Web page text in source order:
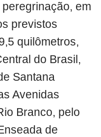
em
previstos
quilômetros,
do Brasil,
Santana
Avenidas
Branco, pelo
de